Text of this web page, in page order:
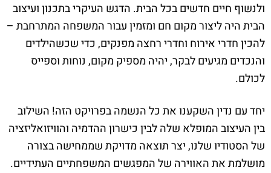
ולנשוף חיים חדשים בכל הבית. הדגש העיקרי בתכנון ועיצוב
הבית היה ליצור מקום חם ומזמין עבור המשפחה המתרחבת –
להכין חדרי אירוח וחדרי רחצה מפנקים, כדי שכשהילדים
והנכדים מגיעים לבקר, יהיה מספיק מקום, נוחות וספייס
לכולם.
יחד עם נדין השקענו את כל הנשמה בפרויקט הזה! השילוב
בין העיצוב המופלא שלה לבין כישרון ההדמיה והוויזואליזציה
של הסטודיו שלנו, יצר תוצאה מדויקת שממחישה בצורה
מושלמת את האווירה של המפגשים המשפחתיים העתידיים.